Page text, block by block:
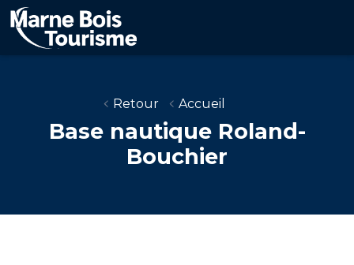
Aller
au
contenu
principal
Retour Accueil
Base nautique Roland-
Bouchier